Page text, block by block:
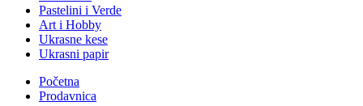
Pastelini i Verde
Art i Hobby
Ukrasne kese
Ukrasni papir
Početna
Prodavnica